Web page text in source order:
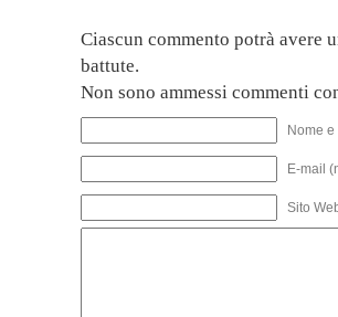
Ciascun commento potrà avere
battute.
Non sono ammessi commenti
Nome
E-mail
Sito